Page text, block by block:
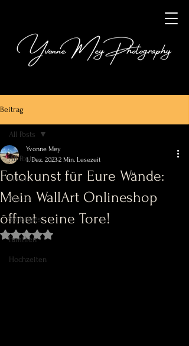
Beitrag
All Posts
Hunde
Pferde
Sonstiges
Familien
Hochzeiten
All Posts
Fotokunst für Eure Wände:
Mein WallArt Onlineshop
öffnet seine Tore!
Yvonne Mey
1. Dez. 20232 Min. Lesezeit
Mit NaN von 5 Sternen bewertet.